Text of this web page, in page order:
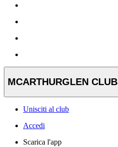
MCARTHURGLEN CLUB
Unisciti al club
Accedi
Scarica l'app